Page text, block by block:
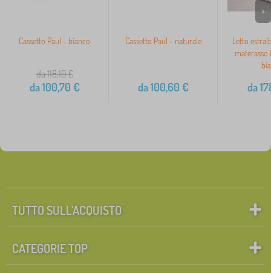
Cassetto Paul - bianco
da 118,10€
da100,70 €
Cassetto Paul - naturale
da100,60 €
Letto
da
>
TUTTO SULL’ACQUISTO
CATEGORIE TOP